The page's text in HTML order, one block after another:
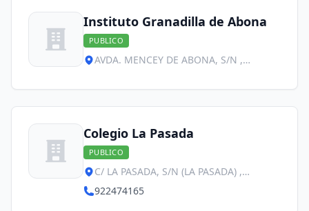
Instituto Granadilla de Abona
PUBLICO
AVDA. MENCEY DE ABONA, S/N ,
Colegio La Pasada
PUBLICO
C/ LA PASADA, S/N (LA PASADA) ,
Granadilla de Abona
922474165